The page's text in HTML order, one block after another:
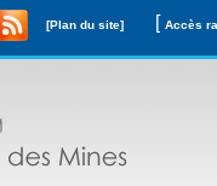
[Plan du site] [